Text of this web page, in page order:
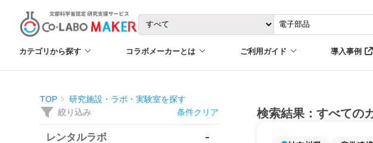
カテゴリから探す コラボメーカーとは ご利用ガイド 導入事例
TOP 研究施設・ラボ・実験室を探す
絞り込み 条件クリア
レンタルラボ -
検索結果：すべての